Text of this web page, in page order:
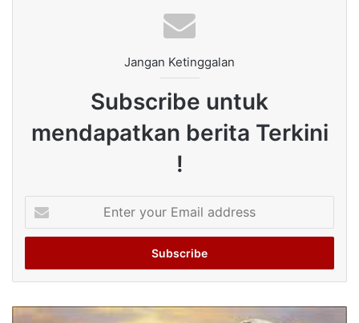
Jangan Ketinggalan
Subscribe untuk
mendapatkan berita Terkini
!
your
Email